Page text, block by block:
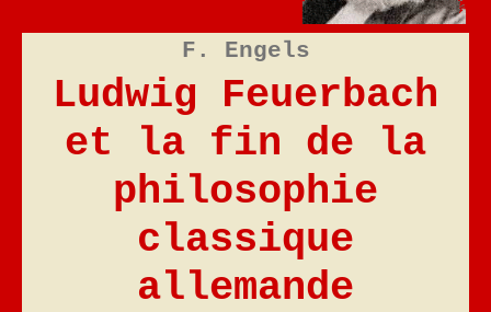
F. Engels
Ludwig Feuerbach
et la fin de la
philosophie
classique
allemande